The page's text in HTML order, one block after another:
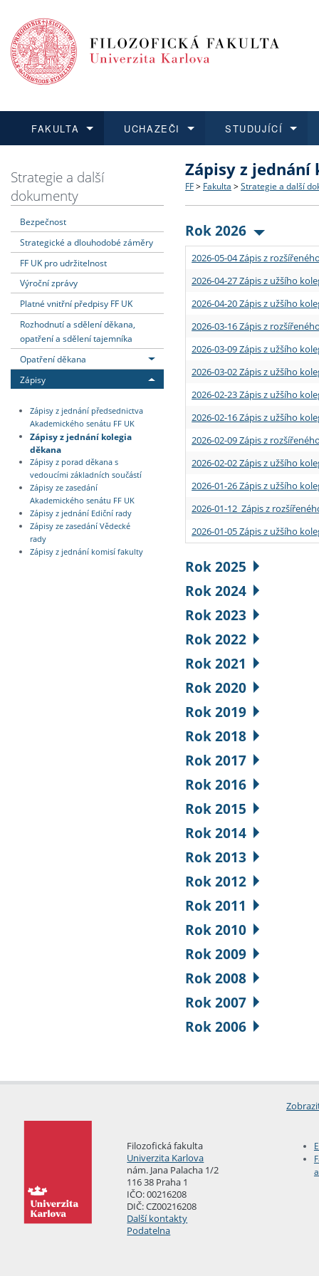
FAKULTA
Dozvědět se více
Struktura a historie
Strategie a další
Podpora a benefity pro
Absolventi fakulty
UCHAZEČI
Podat přihlášku
Co studovat a jak se
Učitelské studijní
Informace k průběhu
STUDUJÍCÍ
Dozvědět se více
Bakalářské a magisterské
Doktorské studium
Rigorózní řízení
Dozvědět se více
O vědě a výzkumu na FF
Akademické kvalifikace
Granty a projekty
Dozvědět se více
Aktuální nabídky a
Vyjíždějící studenti
Přijíždějící studenti
Vyjíždějící zaměstnanci
Strategie a další
dokumenty
Bezpečnost
Strategické a dlouhodobé záměry
FF UK pro udržitelnost
Výroční zprávy
Platné vnitřní předpisy FF UK
Rozhodnutí a sdělení děkana,
opatření a sdělení tajemníka
Opatření děkana
Zápisy
Zápisy z jednání předsednictva
Akademického senátu FF UK
Zápisy z jednání kolegia
děkana
Zápisy z porad děkana s
vedoucími základních součástí
Zápisy ze zasedání
Akademického senátu FF UK
Zápisy z jednání Ediční rady
Zápisy ze zasedání Vědecké
rady
Zápisy z jednání komisí fakulty
Zápisy z jednání
FF > Fakulta > Strategie a další
Rok 2026
2026-05-04 Zápis z
2026-04-27 Zápis z užšího
2026-04-20 Zápis z užšího
2026-03-16 Zápis z
2026-03-09 Zápis z užšího
2026-03-02 Zápis z užšího
2026-02-23 Zápis z užšího
2026-02-16 Zápis z užšího
2026-02-09 Zápis z
2026-02-02 Zápis z užšího
2026-01-26 Zápis z užšího
2026-01-12 Zápis z
2026-01-05 Zápis z užšího
Rok 2025
Rok 2024
Rok 2023
Rok 2022
Rok 2021
Rok 2020
Rok 2019
Rok 2018
Rok 2017
Rok 2016
Rok 2015
Rok 2014
Rok 2013
Rok 2012
Rok 2011
Rok 2010
Rok 2009
Rok 2008
Rok 2007
Rok 2006
Filozofická fakulta
Univerzita Karlova
nám. Jana Palacha 1/2
116 38 Praha 1
IČO: 00216208
DIČ: CZ00216208
Další kontakty
Podatelna